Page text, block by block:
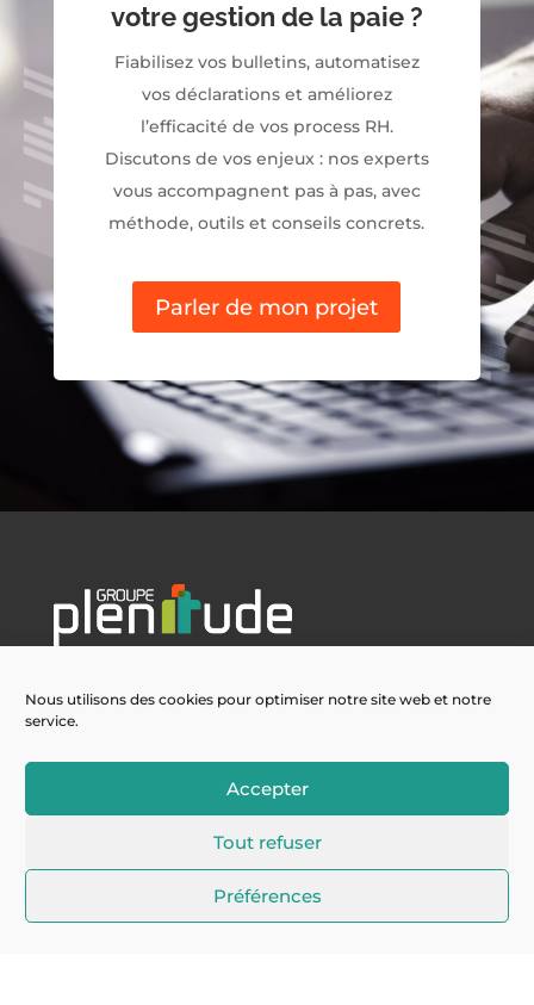
Nous utilisons des cookies pour optimiser notre site web et notre
service.
Accepter
Tout refuser
Préférences
votre gestion de la paie ?
Fiabilisez vos bulletins, automatisez
vos déclarations et améliorez
l’efficacité de vos process RH.
Discutons de vos enjeux : nos experts
vous accompagnent pas à pas, avec
méthode, outils et conseils concrets.
Parler de mon projet
La Newsletter à ne pas manquer !
Je m'inscris